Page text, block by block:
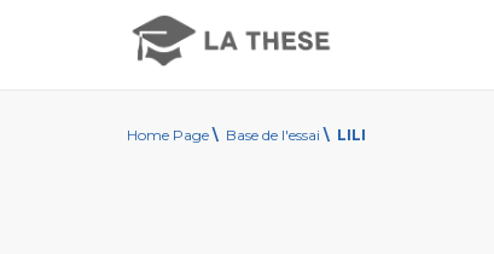
Home Page \ Base de l'essai \ LILI